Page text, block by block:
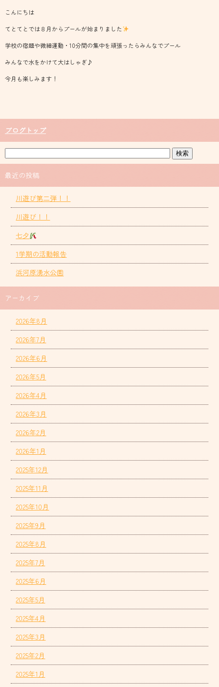
こんにちは
てとてとでは８月からプールが始まりました
学校の宿題や微細運動・10分間の集中を頑張ったらみんなでプール
みんなで水をかけて大はしゃぎ♪
今月も楽しみます！
ブログトップ
最近の投稿
川遊び第二弾！！
川遊び！！
七夕
1学期の活動報告
浜河原湧水公園
アーカイブ
2026年8月
2026年7月
2026年6月
2026年5月
2026年4月
2026年3月
2026年2月
2026年1月
2025年12月
2025年11月
2025年10月
2025年9月
2025年8月
2025年7月
2025年6月
2025年5月
2025年4月
2025年3月
2025年2月
2025年1月